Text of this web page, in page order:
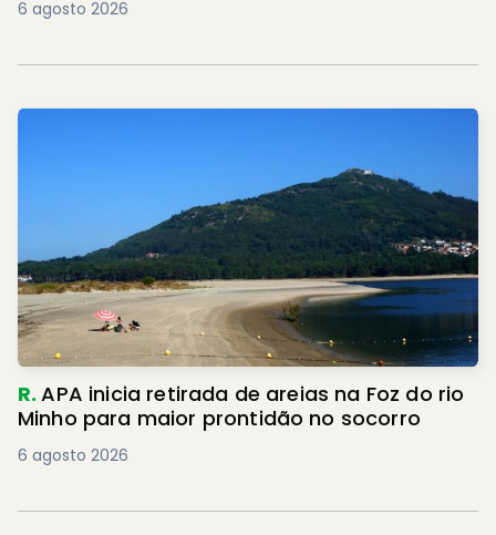
6 agosto 2026
R.APA inicia retirada de areias na Foz do rio
Minho para maior prontidão no socorro
6 agosto 2026